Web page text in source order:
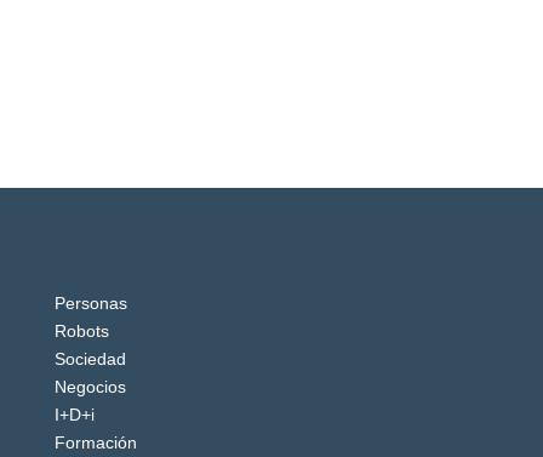
Personas
Robots
Sociedad
Negocios
I+D+i
Formación